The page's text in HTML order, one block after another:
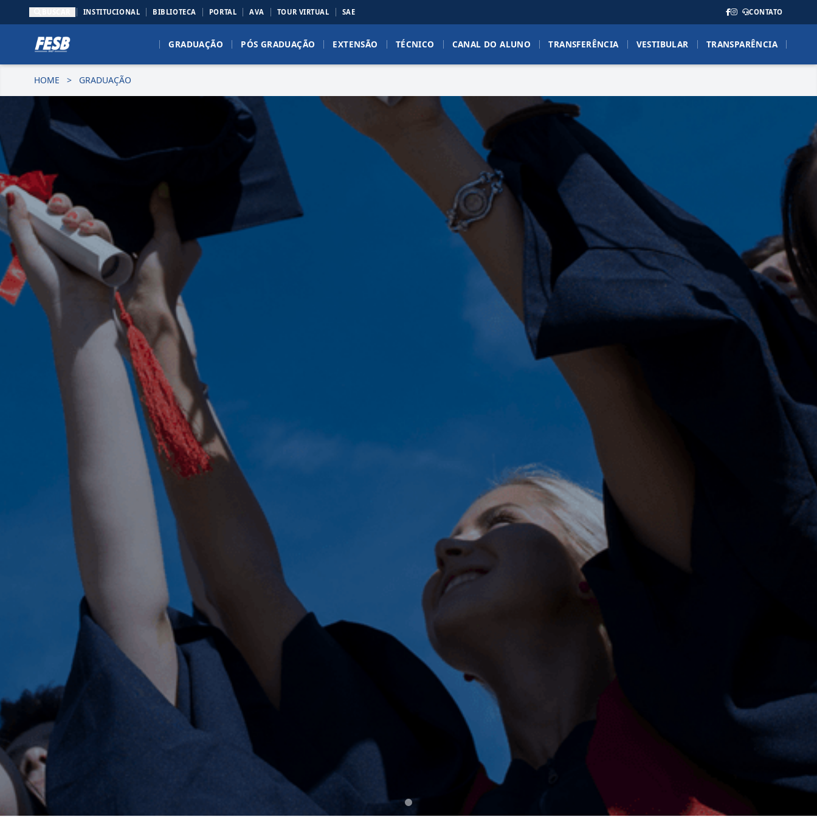
INSTITUCIONAL BIBLIOTECA PORTAL AVA TOUR VIRTUAL SAE CONTATO
GRADUAÇÃO PÓS GRADUAÇÃO EXTENSÃO TÉCNICO CANAL DO ALUNO TRANSFERÊNCIA VESTIBULAR TRANSPARÊNCIA
HOME > GRADUAÇÃO